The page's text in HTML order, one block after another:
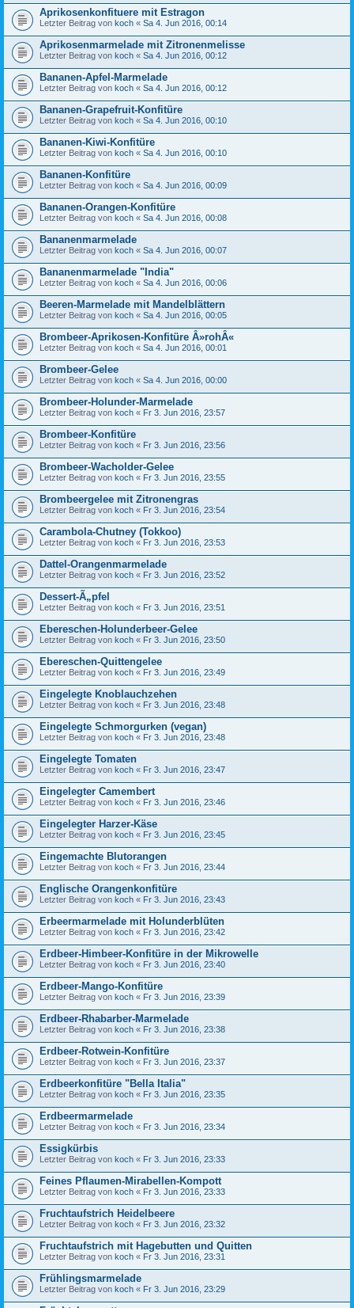
Aprikosenkonfituere mit Estragon
Letzter Beitrag von koch « Sa 4. Jun 2016, 00:14
Aprikosenmarmelade mit Zitronenmelisse
Letzter Beitrag von koch « Sa 4. Jun 2016, 00:12
Bananen-Apfel-Marmelade
Letzter Beitrag von koch « Sa 4. Jun 2016, 00:12
Bananen-Grapefruit-Konfitüre
Letzter Beitrag von koch « Sa 4. Jun 2016, 00:10
Bananen-Kiwi-Konfitüre
Letzter Beitrag von koch « Sa 4. Jun 2016, 00:10
Bananen-Konfitüre
Letzter Beitrag von koch « Sa 4. Jun 2016, 00:09
Bananen-Orangen-Konfitüre
Letzter Beitrag von koch « Sa 4. Jun 2016, 00:08
Bananenmarmelade
Letzter Beitrag von koch « Sa 4. Jun 2016, 00:07
Bananenmarmelade "India"
Letzter Beitrag von koch « Sa 4. Jun 2016, 00:06
Beeren-Marmelade mit Mandelblättern
Letzter Beitrag von koch « Sa 4. Jun 2016, 00:05
Brombeer-Aprikosen-Konfitüre Â»rohÂ«
Letzter Beitrag von koch « Sa 4. Jun 2016, 00:01
Brombeer-Gelee
Letzter Beitrag von koch « Sa 4. Jun 2016, 00:00
Brombeer-Holunder-Marmelade
Letzter Beitrag von koch « Fr 3. Jun 2016, 23:57
Brombeer-Konfitüre
Letzter Beitrag von koch « Fr 3. Jun 2016, 23:56
Brombeer-Wacholder-Gelee
Letzter Beitrag von koch « Fr 3. Jun 2016, 23:55
Brombeergelee mit Zitronengras
Letzter Beitrag von koch « Fr 3. Jun 2016, 23:54
Carambola-Chutney (Tokkoo)
Letzter Beitrag von koch « Fr 3. Jun 2016, 23:53
Dattel-Orangenmarmelade
Letzter Beitrag von koch « Fr 3. Jun 2016, 23:52
Dessert-Ã„pfel
Letzter Beitrag von koch « Fr 3. Jun 2016, 23:51
Ebereschen-Holunderbeer-Gelee
Letzter Beitrag von koch « Fr 3. Jun 2016, 23:50
Ebereschen-Quittengelee
Letzter Beitrag von koch « Fr 3. Jun 2016, 23:49
Eingelegte Knoblauchzehen
Letzter Beitrag von koch « Fr 3. Jun 2016, 23:48
Eingelegte Schmorgurken (vegan)
Letzter Beitrag von koch « Fr 3. Jun 2016, 23:48
Eingelegte Tomaten
Letzter Beitrag von koch « Fr 3. Jun 2016, 23:47
Eingelegter Camembert
Letzter Beitrag von koch « Fr 3. Jun 2016, 23:46
Eingelegter Harzer-Käse
Letzter Beitrag von koch « Fr 3. Jun 2016, 23:45
Eingemachte Blutorangen
Letzter Beitrag von koch « Fr 3. Jun 2016, 23:44
Englische Orangenkonfitüre
Letzter Beitrag von koch « Fr 3. Jun 2016, 23:43
Erbeermarmelade mit Holunderblüten
Letzter Beitrag von koch « Fr 3. Jun 2016, 23:42
Erdbeer-Himbeer-Konfitüre in der Mikrowelle
Letzter Beitrag von koch « Fr 3. Jun 2016, 23:40
Erdbeer-Mango-Konfitüre
Letzter Beitrag von koch « Fr 3. Jun 2016, 23:39
Erdbeer-Rhabarber-Marmelade
Letzter Beitrag von koch « Fr 3. Jun 2016, 23:38
Erdbeer-Rotwein-Konfitüre
Letzter Beitrag von koch « Fr 3. Jun 2016, 23:37
Erdbeerkonfitüre "Bella Italia"
Letzter Beitrag von koch « Fr 3. Jun 2016, 23:35
Erdbeermarmelade
Letzter Beitrag von koch « Fr 3. Jun 2016, 23:34
Essigkürbis
Letzter Beitrag von koch « Fr 3. Jun 2016, 23:33
Feines Pflaumen-Mirabellen-Kompott
Letzter Beitrag von koch « Fr 3. Jun 2016, 23:33
Fruchtaufstrich Heidelbeere
Letzter Beitrag von koch « Fr 3. Jun 2016, 23:32
Fruchtaufstrich mit Hagebutten und Quitten
Letzter Beitrag von koch « Fr 3. Jun 2016, 23:31
Frühlingsmarmelade
Letzter Beitrag von koch « Fr 3. Jun 2016, 23:29